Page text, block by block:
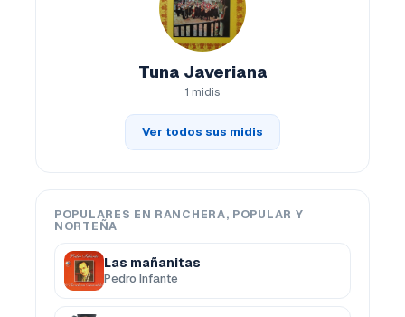
Tuna Javeriana
1 midis
Ver todos sus midis
POPULARES EN RANCHERA, POPULAR Y
NORTEÑA
Las mañanitas
Pedro Infante